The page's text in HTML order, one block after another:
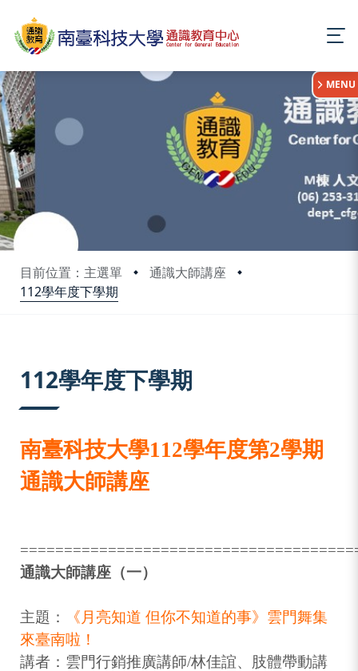
目前位置：主選單
通識大師講座
112學年度下學期
MENU
112學年度下學期
南臺科技大學112學年度第2學期
通識大師講座
通識大師講座（一）
主題：
《月亮知道 但你不知道的事》雲門舞集
來臺南啦！
講者：雲門行銷推廣講師/林佳誼、肢體帶動講